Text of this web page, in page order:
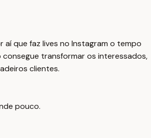
aí que faz lives no Instagram o tempo
consegue transformar os interessados,
clientes.
pouco.